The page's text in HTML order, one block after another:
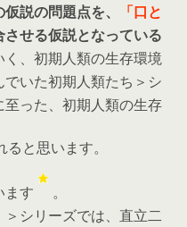
説の問題点を、
「口と
せる仮説となっている
、初期人類の生存環境
いた初期人類たち＞シ
った、初期人類の生存
ると思います。
ます
。
シリーズでは、直立二